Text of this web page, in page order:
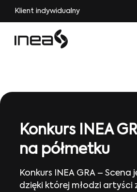
Klient indywidualny
Konkurs INEA
na półmetku
Konkurs INEA GRA – Scena
dzięki której młodzi artyści